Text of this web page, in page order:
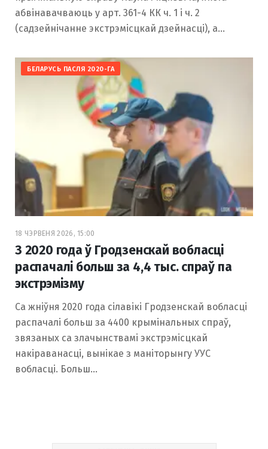
абвінавачваюць у арт. 361-4 КК ч. 1 і ч. 2
(садзейнічанне экстрэмісцкай дзейнасці), а…
БЕЛАРУСЬ ПАСЛЯ 2020-ГА
18 ЧЭРВЕНЯ 2026, 15:00
З 2020 года ў Гродзенскай вобласці
распачалі больш за 4,4 тыс. спраў па
экстрэмізму
Са жніўня 2020 года сілавікі Гродзенскай вобласці
распачалі больш за 4400 крымінальных спраў,
звязаных са злачынствамі экстрэмісцкай
накіраванасці, вынікае з маніторынгу УУС
вобласці. Больш…